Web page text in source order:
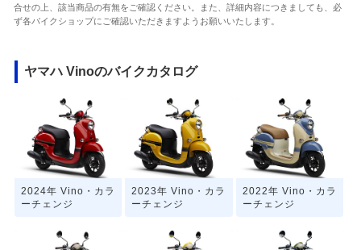
合せの上、該当商品の有無をご確認ください。また、詳細内容につきましても、必
ず各バイクショップにご確認いただきますようお願いいたします。
ヤマハ Vinoのバイクカタログ
2024年 Vino・カラ
ーチェンジ
2023年 Vino・カラ
ーチェンジ
2022年 Vino・カラ
ーチェンジ